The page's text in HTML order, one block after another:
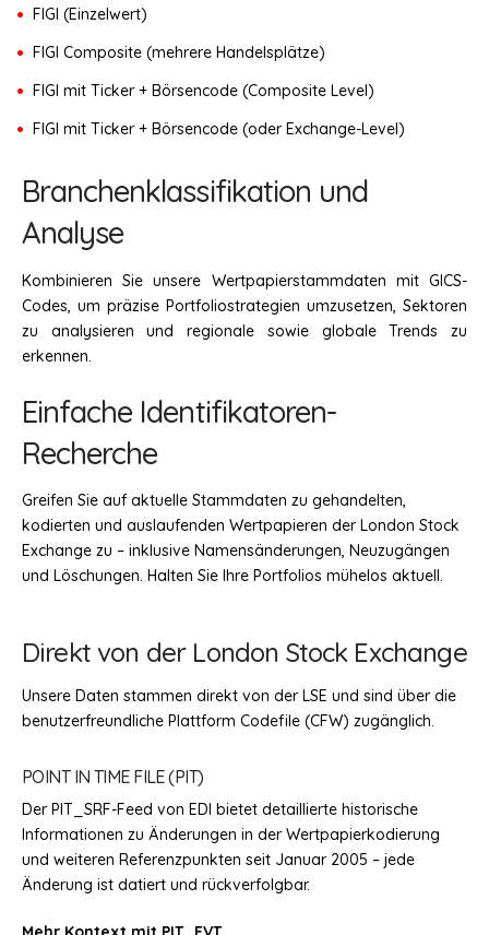
FIGI (Einzelwert)
FIGI Composite (mehrere Handelsplätze)
FIGI mit Ticker + Börsencode (Composite Level)
FIGI mit Ticker + Börsencode (oder Exchange-Level)
Branchenklassifikation und
Analyse
Kombinieren Sie unsere Wertpapierstammdaten mit GICS-
Codes, um präzise Portfoliostrategien umzusetzen, Sektoren
zu analysieren und regionale sowie globale Trends zu
erkennen.
Einfache Identifikatoren-
Recherche
Greifen Sie auf aktuelle Stammdaten zu gehandelten,
kodierten und auslaufenden Wertpapieren der London Stock
Exchange zu – inklusive Namensänderungen, Neuzugängen
und Löschungen. Halten Sie Ihre Portfolios mühelos aktuell.
Direkt von der London Stock Exchange
Unsere Daten stammen direkt von der LSE und sind über die
benutzerfreundliche Plattform Codefile (CFW) zugänglich.
POINT IN TIME FILE (PIT)
Der PIT_SRF-Feed von EDI bietet detaillierte historische
Informationen zu Änderungen in der Wertpapierkodierung
und weiteren Referenzpunkten seit Januar 2005 – jede
Änderung ist datiert und rückverfolgbar.